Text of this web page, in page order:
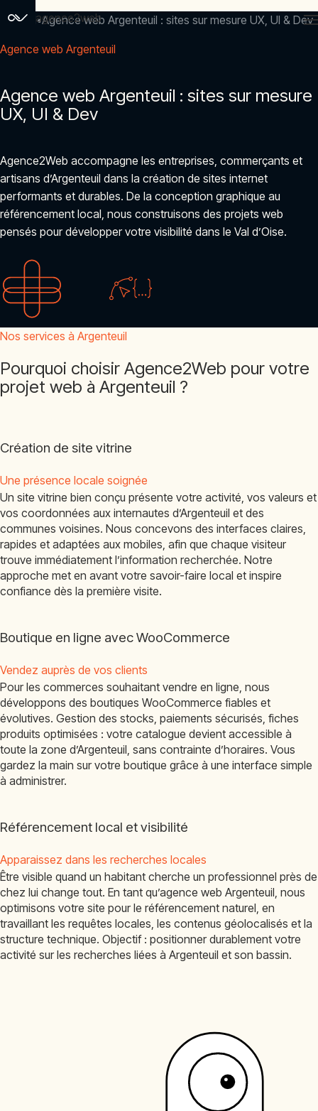
agence2web
Accueil Agence web Argenteuil : sites sur mesure UX, UI & Dev
Agence web Argenteuil
Agence web Argenteuil : sites sur mesure
UX, UI & Dev
Agence2Web accompagne les entreprises, commerçants et
artisans d’Argenteuil dans la création de sites internet
performants et durables. De la conception graphique au
référencement local, nous construisons des projets web
pensés pour développer votre visibilité dans le Val d’Oise.
Nos services à Argenteuil
Pourquoi choisir Agence2Web pour votre
projet web à Argenteuil ?
Création de site vitrine
Une présence locale soignée
Un site vitrine bien conçu présente votre activité, vos valeurs et
vos coordonnées aux internautes d’Argenteuil et des
communes voisines. Nous concevons des interfaces claires,
rapides et adaptées aux mobiles, afin que chaque visiteur
trouve immédiatement l’information recherchée. Notre
approche met en avant votre savoir-faire local et inspire
confiance dès la première visite.
Boutique en ligne avec WooCommerce
Vendez auprès de vos clients
Pour les commerces souhaitant vendre en ligne, nous
développons des boutiques WooCommerce fiables et
évolutives. Gestion des stocks, paiements sécurisés, fiches
produits optimisées : votre catalogue devient accessible à
toute la zone d’Argenteuil, sans contrainte d’horaires. Vous
gardez la main sur votre boutique grâce à une interface simple
à administrer.
Référencement local et visibilité
Apparaissez dans les recherches locales
Être visible quand un habitant cherche un professionnel près de
chez lui change tout. En tant qu’agence web Argenteuil, nous
optimisons votre site pour le référencement naturel, en
travaillant les requêtes locales, les contenus géolocalisés et la
structure technique. Objectif : positionner durablement votre
activité sur les recherches liées à Argenteuil et son bassin.